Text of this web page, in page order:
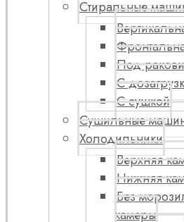
Стиральные
Под
С
С сушкой
Сушильные
Холодильники
Верхняя
Нижняя
Без
камеры